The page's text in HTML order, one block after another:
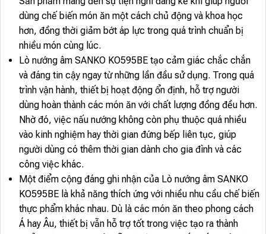
dùng chế biến món ăn một cách chủ động và khoa học
hơn, đồng thời giảm bớt áp lực trong quá trình chuẩn bị
nhiều món cùng lúc.
Lò nướng âm SANKO KO595BE tạo cảm giác chắc chắn
và đáng tin cậy ngay từ những lần đầu sử dụng. Trong quá
trình vận hành, thiết bị hoạt động ổn định, hỗ trợ người
dùng hoàn thành các món ăn với chất lượng đồng đều hơn.
Nhờ đó, việc nấu nướng không còn phụ thuộc quá nhiều
vào kinh nghiệm hay thời gian đứng bếp liên tục, giúp
người dùng có thêm thời gian dành cho gia đình và các
công việc khác.
Một điểm cộng đáng ghi nhận của Lò nướng âm SANKO
KO595BE là khả năng thích ứng với nhiều nhu cầu chế biến
thực phẩm khác nhau. Dù là các món ăn theo phong cách
Á hay Âu, thiết bị vẫn hỗ trợ tốt trong việc tạo ra thành